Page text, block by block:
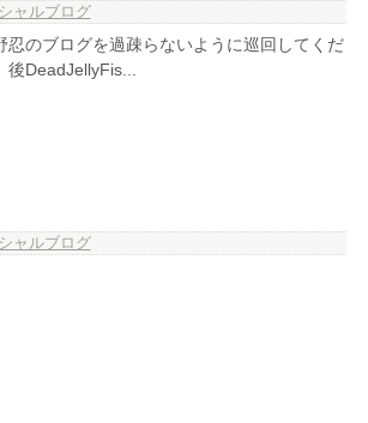
ャルブログ
忍のブログを過疎らないように巡回してくだ
後DeadJellyFis...
ャルブログ